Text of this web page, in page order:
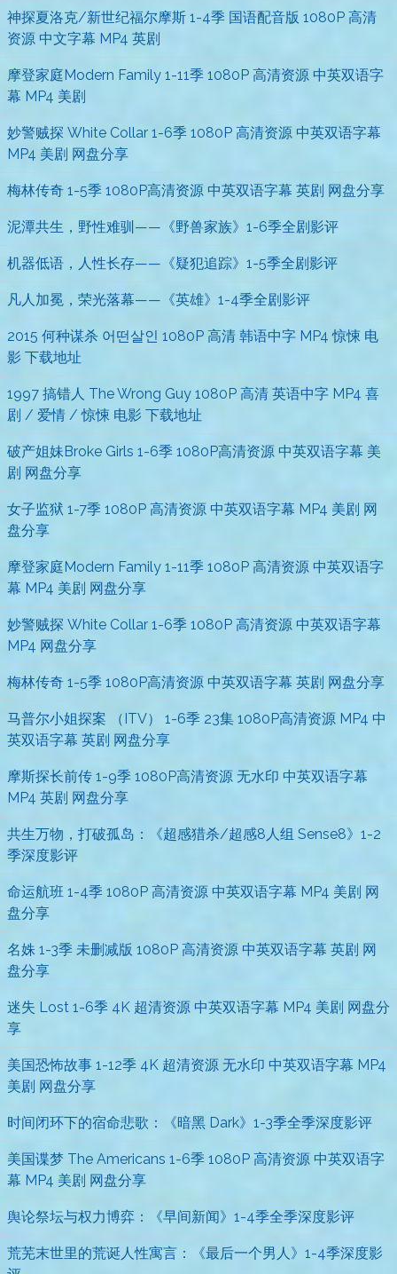
神探夏洛克/新世纪福尔摩斯 1-4季 国语配音版 1080P 高清
资源 中文字幕 MP4 英剧
摩登家庭Modern Family 1-11季 1080P 高清资源 中英双语字
幕 MP4 美剧
妙警贼探 White Collar 1-6季 1080P 高清资源 中英双语字幕
MP4 美剧 网盘分享
梅林传奇 1-5季 1080P高清资源 中英双语字幕 英剧 网盘分享
泥潭共生，野性难驯——《野兽家族》1-6季全剧影评
机器低语，人性长存——《疑犯追踪》1-5季全剧影评
凡人加冕，荣光落幕——《英雄》1-4季全剧影评
2015 何种谋杀 어떤살인 1080P 高清 韩语中字 MP4 惊悚 电
影 下载地址
1997 搞错人 The Wrong Guy 1080P 高清 英语中字 MP4 喜
剧 / 爱情 / 惊悚 电影 下载地址
破产姐妹Broke Girls 1-6季 1080P高清资源 中英双语字幕 美
剧 网盘分享
女子监狱 1-7季 1080P 高清资源 中英双语字幕 MP4 美剧 网
盘分享
摩登家庭Modern Family 1-11季 1080P 高清资源 中英双语字
幕 MP4 美剧 网盘分享
妙警贼探 White Collar 1-6季 1080P 高清资源 中英双语字幕
MP4 网盘分享
梅林传奇 1-5季 1080P高清资源 中英双语字幕 英剧 网盘分享
马普尔小姐探案 （ITV） 1-6季 23集 1080P高清资源 MP4 中
英双语字幕 英剧 网盘分享
摩斯探长前传 1-9季 1080P高清资源 无水印 中英双语字幕
MP4 英剧 网盘分享
共生万物，打破孤岛：《超感猎杀/超感8人组 Sense8》1-2
季深度影评
命运航班 1-4季 1080P 高清资源 中英双语字幕 MP4 美剧 网
盘分享
名姝 1-3季 未删减版 1080P 高清资源 中英双语字幕 英剧 网
盘分享
迷失 Lost 1-6季 4K 超清资源 中英双语字幕 MP4 美剧 网盘分
享
美国恐怖故事 1-12季 4K 超清资源 无水印 中英双语字幕 MP4
美剧 网盘分享
时间闭环下的宿命悲歌：《暗黑 Dark》1-3季全季深度影评
美国谍梦 The Americans 1-6季 1080P 高清资源 中英双语字
幕 MP4 美剧 网盘分享
舆论祭坛与权力博弈：《早间新闻》1-4季全季深度影评
荒芜末世里的荒诞人性寓言：《最后一个男人》1-4季深度影